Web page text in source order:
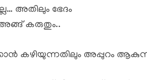
അതിലും ഭേദം
കരുതും..
കഴിയുന്നതിലും അപ്പുറം